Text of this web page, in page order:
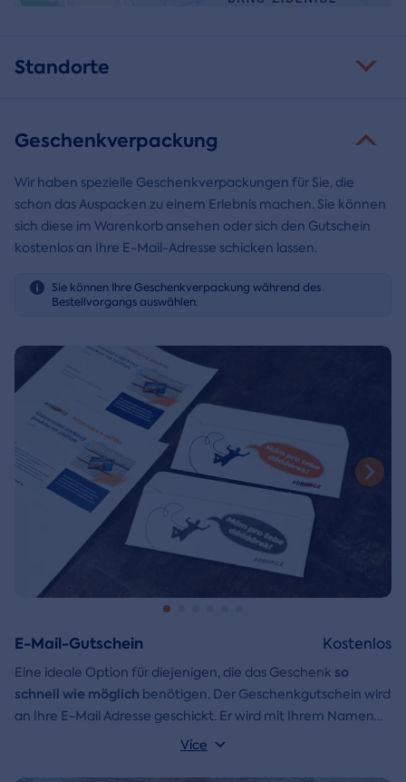
Standorte
Geschenkverpackung
Wir haben spezielle Geschenkverpackungen für Sie, die
schon das Auspacken zu einem Erlebnis machen. Sie können
sich diese im Warenkorb ansehen oder sich den Gutschein
kostenlos an Ihre E-Mail-Adresse schicken lassen.
Sie können Ihre Geschenkverpackung während des
Bestellvorgangs auswählen.
E-Mail-Gutschein
Eine ideale Option für diejenigen, die das Geschenk so
schnell wie möglich benötigen. Der Geschenkgutschein wird
an Ihre E-Mail Adresse geschickt. Er wird mit Ihrem Namen
und einer Aufschrift versehen, die Sie selbst schreiben
Více
Kostenlos